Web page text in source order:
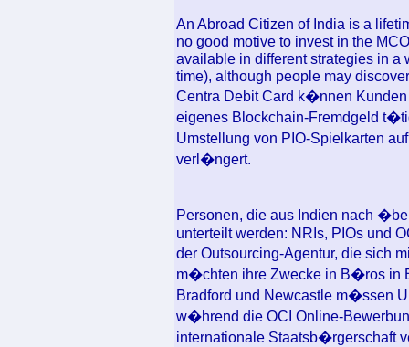
An Abroad Citizen of India is a
no good motive to invest in the
available in different strategies in a
time), although people may
Centra Debit Card k�nnen
eigenes Blockchain-Fremdgeld
Umstellung von PIO-Spielkarten
verl�ngert.
Personen, die aus Indien nach
unterteilt werden: NRIs, PIOs und
der Outsourcing-Agentur, die sich
m�chten ihre Zwecke in B�ros in
Bradford und Newcastle m�ssen
w�hrend die OCI Online-
internationale Staatsb�rgerschaft